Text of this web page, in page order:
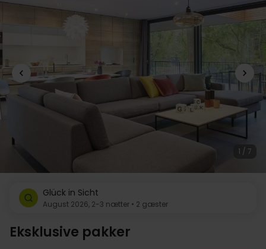
1 / 7
Glück in Sicht
August 2026, 2-3 nætter • 2 gæster
Eksklusive pakker